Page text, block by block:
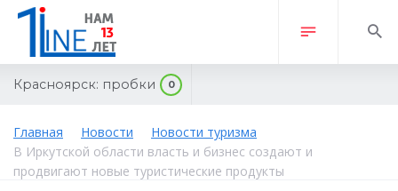
Красноярск: пробки 0
Главная Новости
Новости туризма
В Иркутской области власть и бизнес создают и
продвигают новые туристические продукты